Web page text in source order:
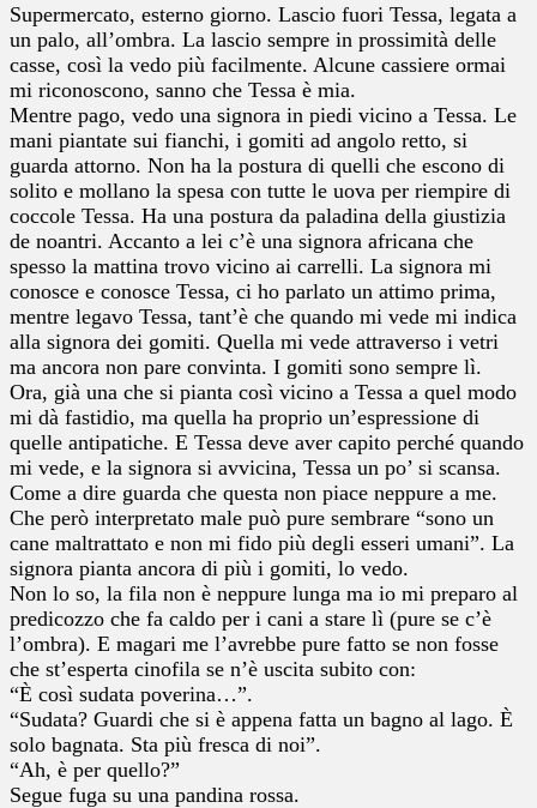
Supermercato, esterno giorno. Lascio fuori Tessa, legata a
un palo, all’ombra. La lascio sempre in prossimità delle
casse, così la vedo più facilmente. Alcune cassiere ormai
mi riconoscono, sanno che Tessa è mia.
Mentre pago, vedo una signora in piedi vicino a Tessa. Le
mani piantate sui fianchi, i gomiti ad angolo retto, si
guarda attorno. Non ha la postura di quelli che escono di
solito e mollano la spesa con tutte le uova per riempire di
coccole Tessa. Ha una postura da paladina della giustizia
de noantri. Accanto a lei c’è una signora africana che
spesso la mattina trovo vicino ai carrelli. La signora mi
conosce e conosce Tessa, ci ho parlato un attimo prima,
mentre legavo Tessa, tant’è che quando mi vede mi indica
alla signora dei gomiti. Quella mi vede attraverso i vetri
ma ancora non pare convinta. I gomiti sono sempre lì.
Ora, già una che si pianta così vicino a Tessa a quel modo
mi dà fastidio, ma quella ha proprio un’espressione di
quelle antipatiche. E Tessa deve aver capito perché quando
mi vede, e la signora si avvicina, Tessa un po’ si scansa.
Come a dire guarda che questa non piace neppure a me.
Che però interpretato male può pure sembrare “sono un
cane maltrattato e non mi fido più degli esseri umani”. La
signora pianta ancora di più i gomiti, lo vedo.
Non lo so, la fila non è neppure lunga ma io mi preparo al
predicozzo che fa caldo per i cani a stare lì (pure se c’è
l’ombra). E magari me l’avrebbe pure fatto se non fosse
che st’esperta cinofila se n’è uscita subito con:
“È così sudata poverina…”.
“Sudata? Guardi che si è appena fatta un bagno al lago. È
solo bagnata. Sta più fresca di noi”.
“Ah, è per quello?”
Segue fuga su una pandina rossa.